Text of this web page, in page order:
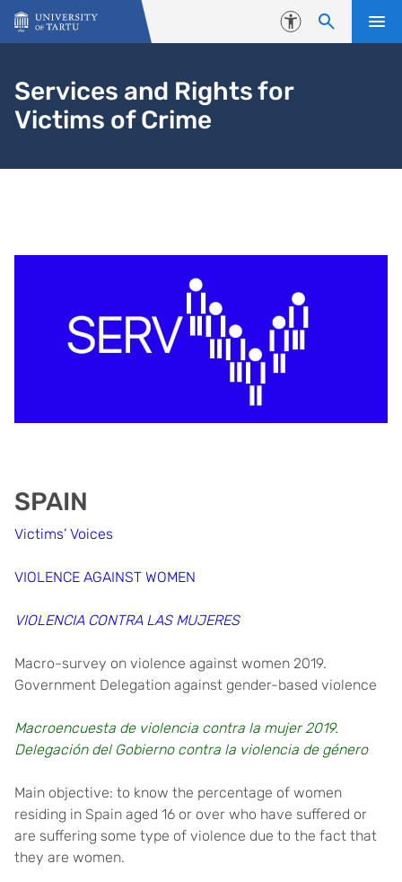
Skip to content
Accessibility
Services and Rights for
Victims of Crime
SPAIN
Victims’ Voices
VIOLENCE AGAINST WOMEN
VIOLENCIA CONTRA LAS MUJERES
Macro-survey on violence against women 2019.
Government Delegation against gender-based violence
Macroencuesta de violencia contra la mujer 2019.
Delegación del Gobierno contra la violencia de género
Main objective: to know the percentage of women
residing in Spain aged 16 or over who have suffered or
are suffering some type of violence due to the fact that
they are women.